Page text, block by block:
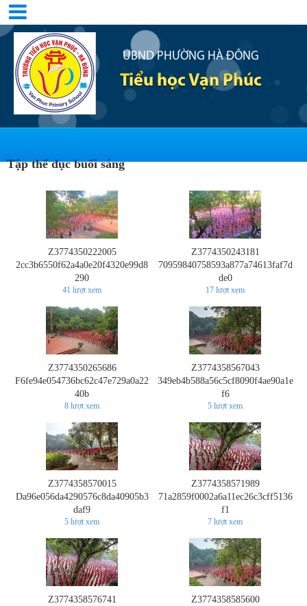
UBND PHƯỜNG HÀ ĐÔNG
Tiểu học Vạn Phúc
Tập thể dục buổi sáng
Z3774350222005
2cc3b6550f62a4a0e20f4320e99d8
290
41 lượt xem
Z3774350243181
70959840758593a877a74613faf7d
de0
17 lượt xem
Z3774350265686
F6fe94e054736bc62c47e729a0a22
40b
8 lượt xem
Z3774358567043
349eb4b588a56c5cf8090f4ae90a1e
f6
5 lượt xem
Z3774358570015
Da96e056da4290576c8da40905b3
daf9
5 lượt xem
Z3774358571989
71a2859f0002a6a11ec26c3cff5136
f1
7 lượt xem
Z3774358576741
Z3774358585600